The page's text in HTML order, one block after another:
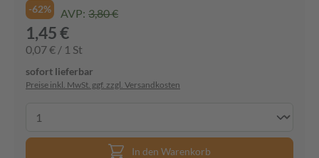
-62% AVP: 3,80 €
1,45 €
0,07 € / 1 St
sofort lieferbar
Preise inkl. MwSt. ggf. zzgl. Versandkosten
In den Warenkorb